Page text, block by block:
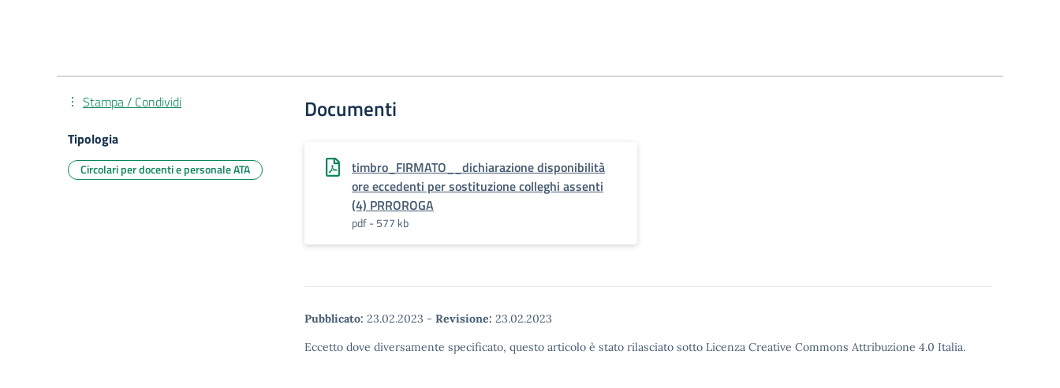
Documenti
timbro_FIRMATO__dichiarazione disponibilità
ore eccedenti per sostituzione colleghi assenti
(4) PRROROGA
pdf - 577 kb
Pubblicato: 23.02.2023 - Revisione: 23.02.2023
Eccetto dove diversamente specificato, questo articolo è stato rilasciato sotto Licenza Creative Commons Attribuzione 4.0 Italia.
Stampa / Condividi
Tipologia
Circolari per docenti e personale ATA